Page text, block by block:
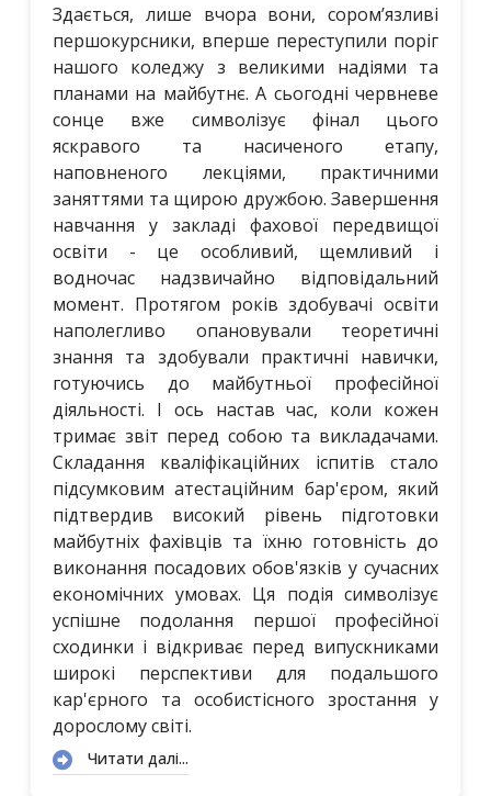
Здається, лише вчора вони, сором’язливі
першокурсники, вперше переступили поріг
нашого коледжу з великими надіями та
планами на майбутнє. А сьогодні червневе
сонце вже символізує фінал цього
яскравого та насиченого етапу,
наповненого лекціями, практичними
заняттями та щирою дружбою. Завершення
навчання у закладі фахової передвищої
освіти - це особливий, щемливий і
водночас надзвичайно відповідальний
момент. Протягом років здобувачі освіти
наполегливо опановували теоретичні
знання та здобували практичні навички,
готуючись до майбутньої професійної
діяльності. І ось настав час, коли кожен
тримає звіт перед собою та викладачами.
Складання кваліфікаційних іспитів стало
підсумковим атестаційним бар'єром, який
підтвердив високий рівень підготовки
майбутніх фахівців та їхню готовність до
виконання посадових обов'язків у сучасних
економічних умовах. Ця подія символізує
успішне подолання першої професійної
сходинки і відкриває перед випускниками
широкі перспективи для подальшого
кар'єрного та особистісного зростання у
дорослому світі.
Читати далі...